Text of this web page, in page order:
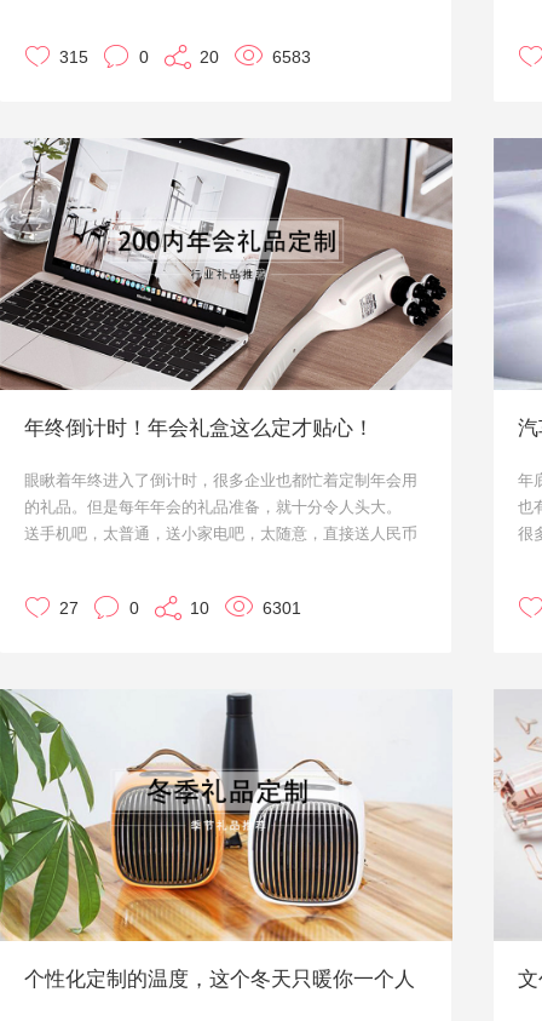
315 0 20 6583
作
年终倒计时！年会礼盒这么定才贴心！
眼瞅着年终进入了倒计时，很多企业也都忙着定制年会用
的礼品。但是每年年会的礼品准备，就十分令人头大。
送手机吧，太普通，送小家电吧，太随意，直接送人民币
加脑壳痛了。不知道大家有没有想过送一个礼盒呢？礼盒
会礼品内容比较丰富，心意满满。
今天小优就来给大家推荐一些可以放在礼盒中搭配的产品
吧。推荐的产品都是可以定制的哟。大家有需要的话可以
直接咨询在线顾问。
27 0 10 6301
年
也
很
除
个性化定制的温度，这个冬天只暖你一个人